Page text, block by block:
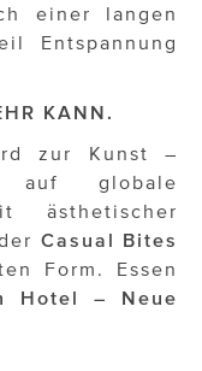
einer langen
Entspannung
KANN.
zur Kunst –
auf globale
ästhetischer
Casual Bites
Form. Essen
Hotel – Neue